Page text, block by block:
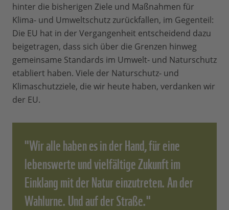
hinter die bisherigen Ziele und Maßnahmen für
Klima- und Umweltschutz zurückfallen, im Gegenteil:
Die EU hat in der Vergangenheit entscheidend dazu
beigetragen, dass sich über die Grenzen hinweg
gemeinsame Standards im Umwelt- und Naturschutz
etabliert haben. Viele der Naturschutz- und
Klimaschutzziele, die wir heute haben, verdanken wir
der EU.
"Wir alle haben es in der Hand, für eine
lebenswerte und vielfältige Zukunft im
Einklang mit der Natur einzutreten. An der
Wahlurne. Und auf der Straße."